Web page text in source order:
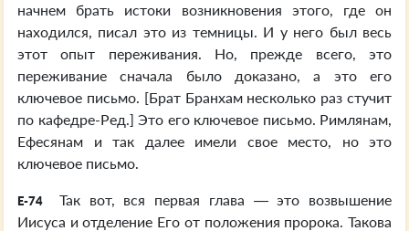
начнем брать истоки возникновения этого, где он
находился, писал это из темницы. И у него был весь
этот опыт переживания. Но, прежде всего, это
переживание сначала было доказано, а это его
ключевое письмо. [Брат Бранхам несколько раз стучит
по кафедре-Ред.] Это его ключевое письмо. Римлянам,
Ефесянам и так далее имели свое место, но это
ключевое письмо.
E-74
Так вот, вся первая глава — это возвышение
Иисуса и отделение Его от положения пророка. Такова